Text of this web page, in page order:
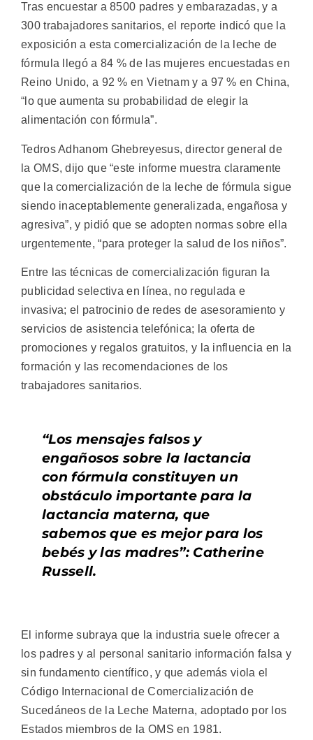
Tras encuestar a 8500 padres y embarazadas, y a
300 trabajadores sanitarios, el reporte indicó que la
exposición a esta comercialización de la leche de
fórmula llegó a 84 % de las mujeres encuestadas en
Reino Unido, a 92 % en Vietnam y a 97 % en China,
“lo que aumenta su probabilidad de elegir la
alimentación con fórmula”.
Tedros Adhanom Ghebreyesus, director general de
la OMS, dijo que “este informe muestra claramente
que la comercialización de la leche de fórmula sigue
siendo inaceptablemente generalizada, engañosa y
agresiva”, y pidió que se adopten normas sobre ella
urgentemente, “para proteger la salud de los niños”.
Entre las técnicas de comercialización figuran la
publicidad selectiva en línea, no regulada e
invasiva; el patrocinio de redes de asesoramiento y
servicios de asistencia telefónica; la oferta de
promociones y regalos gratuitos, y la influencia en la
formación y las recomendaciones de los
trabajadores sanitarios.
“Los mensajes falsos y
engañosos sobre la lactancia
con fórmula constituyen un
obstáculo importante para la
lactancia materna, que
sabemos que es mejor para los
bebés y las madres”: Catherine
Russell.
El informe subraya que la industria suele ofrecer a
los padres y al personal sanitario información falsa y
sin fundamento científico, y que además viola el
Código Internacional de Comercialización de
Sucedáneos de la Leche Materna, adoptado por los
Estados miembros de la OMS en 1981.